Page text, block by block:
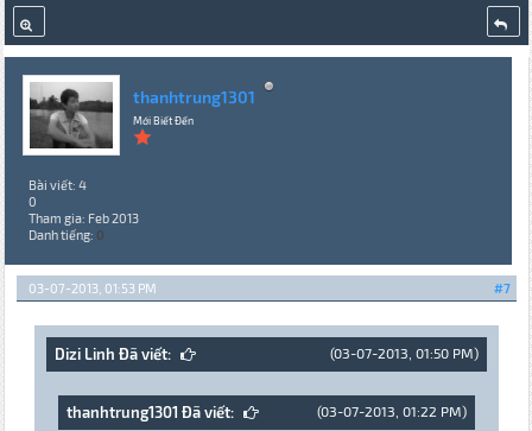
thanhtrung1301
Mới Biết Đến
Bài viết: 4
0
Tham gia: Feb 2013
Danh tiếng: 0
#7
03-07-2013, 01:53 PM
(03-07-2013, 01:50 PM)
Dizi Linh Đã viết:
(03-07-2013, 01:22 PM)
thanhtrung1301 Đã viết: